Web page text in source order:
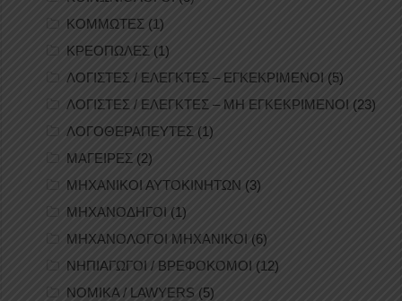
ΚΟΜΜΩΤΕΣ (1)
ΚΡΕΟΠΩΛΕΣ (1)
ΛΟΓΙΣΤΕΣ / ΕΛΕΓΚΤΕΣ – ΕΓΚΕΚΡΙΜΕΝΟΙ (5)
ΛΟΓΙΣΤΕΣ / ΕΛΕΓΚΤΕΣ – ΜΗ ΕΓΚΕΚΡΙΜΕΝΟΙ (23)
ΛΟΓΟΘΕΡΑΠΕΥΤΕΣ (1)
ΜΑΓΕΙΡΕΣ (2)
ΜΗΧΑΝΙΚΟΙ ΑΥΤΟΚΙΝΗΤΩΝ (3)
ΜΗΧΑΝΟΔΗΓΟΙ (1)
ΜΗΧΑΝΟΛΟΓΟΙ ΜΗΧΑΝΙΚΟΙ (6)
ΝΗΠΙΑΓΩΓΟΙ / ΒΡΕΦΟΚΟΜΟΙ (12)
ΝΟΜΙΚΑ / LAWYERS (5)